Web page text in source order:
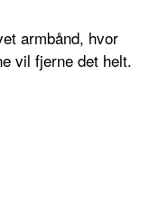
armbånd, hvor
vil fjerne det helt.